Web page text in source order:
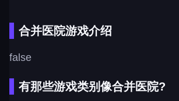
合并医院游戏介绍
false
有那些游戏类别像合并医院?